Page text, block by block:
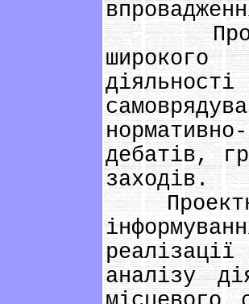
Проекти
широкого
дебатів,
заходів.
Проектна
аналізу